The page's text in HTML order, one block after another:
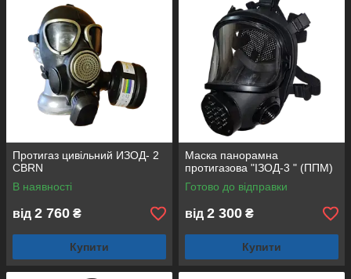
Протигаз цивільний ИЗОД- 2
CBRN
В наявності
від 2 760 ₴
Купити
Маска панорамна
протигазова "ІЗОД-3 " (ППМ)
Готово до відправки
від 2 300 ₴
Купити